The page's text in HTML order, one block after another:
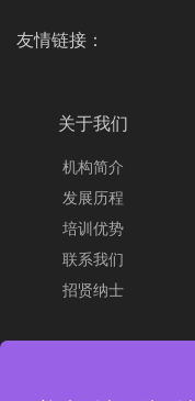
友情链接：
关于我们
机构简介
发展历程
培训优势
联系我们
招贤纳士